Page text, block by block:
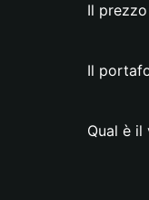
Il
Il
Qual è il